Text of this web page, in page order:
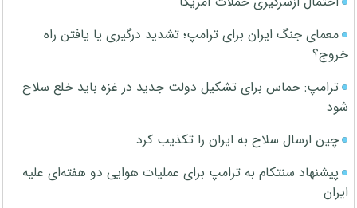
معمای جنگ ایران برای ترامپ؛ تشدید درگیری یا یافتن راه
خروج؟
ترامپ: حماس برای تشکیل دولت جدید در غزه باید خلع سلاح
شود
چین ارسال سلاح به ایران را تکذیب کرد
پیشنهاد سنتکام به ترامپ برای عملیات هوایی دو هفته‌ای علیه
ایران